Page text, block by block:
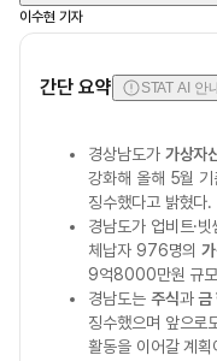
이수현 기자
간단 요약 STAT AI 안
경상남도가 가상자
강화해 올해 5월
징수했다고 밝혔다.
경남도가 업비트·
체납자 976명의
9억8000만원 규모
경남도는 주식과금
징수했으며 앞으로
활동을 이어갈 계